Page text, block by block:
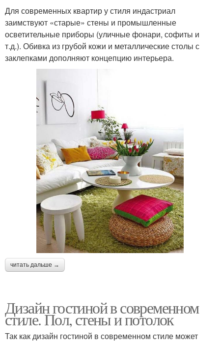
Для современных квартир у стиля индастриал
заимствуют «старые» стены и промышленные
осветительные приборы (уличные фонари, софиты и
т.д.). Обивка из грубой кожи и металлические столы с
заклепками дополняют концепцию интерьера.
читать дальше →
Дизайн гостиной в современном
стиле. Пол, стены и потолок
Так как дизайн гостиной в современном стиле может